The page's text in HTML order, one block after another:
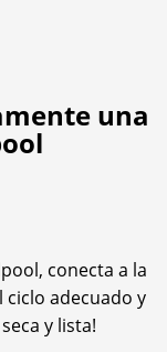
una
conecta a la
ciclo adecuado y
y lista!